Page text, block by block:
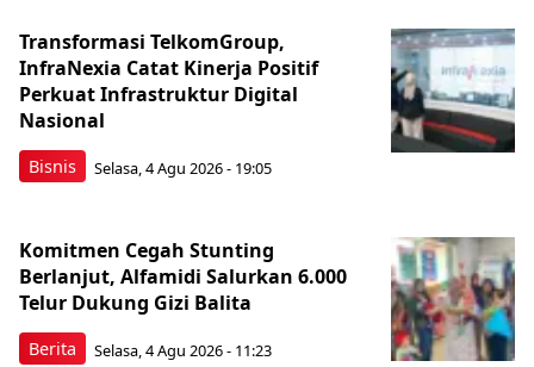
Bisnis
Transformasi TelkomGroup,
InfraNexia Catat Kinerja Positif
Perkuat Infrastruktur Digital
Nasional
Selasa, 4 Agu 2026 - 19:05
Berita
Komitmen Cegah Stunting
Berlanjut, Alfamidi Salurkan 6.000
Telur Dukung Gizi Balita
Selasa, 4 Agu 2026 - 11:23